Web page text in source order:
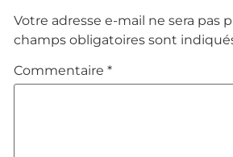
Votre adresse e-mail ne sera pas
champs obligatoires sont
Commentaire *